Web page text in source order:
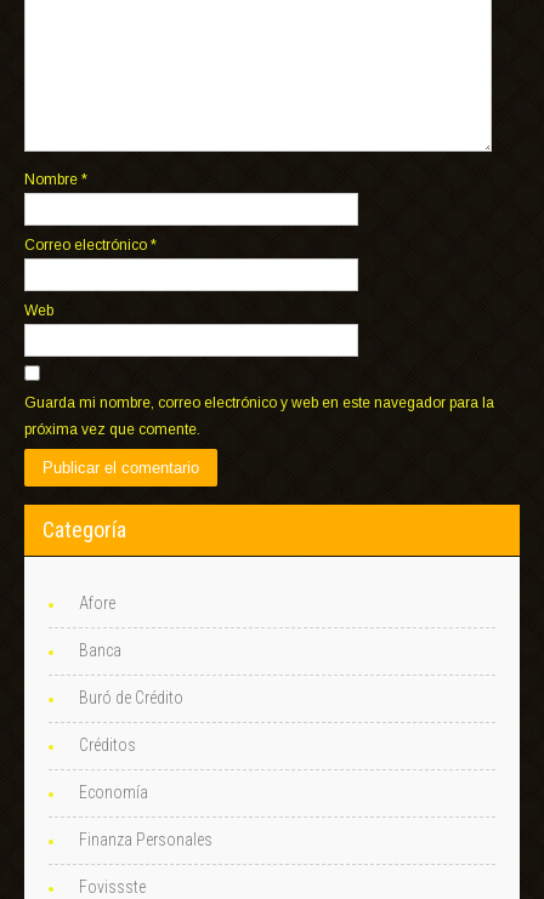
Nombre *
Correo electrónico *
Web
Guarda mi nombre, correo electrónico y web en este navegador para la
próxima vez que comente.
Categoría
Afore
Banca
Buró de Crédito
Créditos
Economía
Finanza Personales
Fovissste